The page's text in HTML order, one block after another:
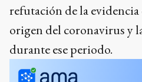
refutación de la
origen del coronavirus y
durante ese periodo.